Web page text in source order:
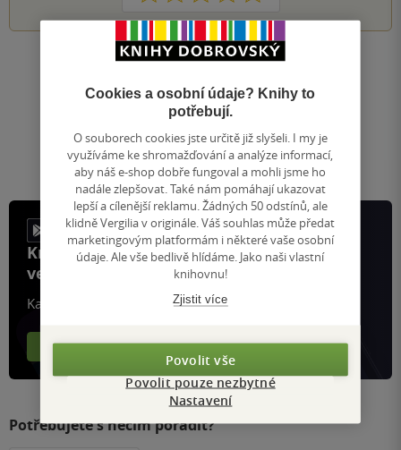
Zobrazeno 20 z 20
1
Přejít
na
stránku
/ 1
Knihy, recenze a klubové výhody
ve vaší kapse a naší appce KDčko
Každý měsíc společně přečteme tisíce knih
Více o aplikaci Více o klubu
Potřebujete s něčím poradit?
Cookies a osobní údaje? Knihy to
potřebují.
O souborech cookies jste určitě již slyšeli. I my je
využíváme ke shromažďování a analýze informací,
aby náš e-shop dobře fungoval a mohli jsme ho
nadále zlepšovat. Také nám pomáhají ukazovat
lepší a cílenější reklamu. Žádných 50 odstínů, ale
klidně Vergilia v originále. Váš souhlas může předat
marketingovým platformám i některé vaše osobní
údaje. Ale vše bedlivě hlídáme. Jako naši vlastní
knihovnu!
Zjistit více
Povolit vše
Povolit pouze nezbytné
Nastavení